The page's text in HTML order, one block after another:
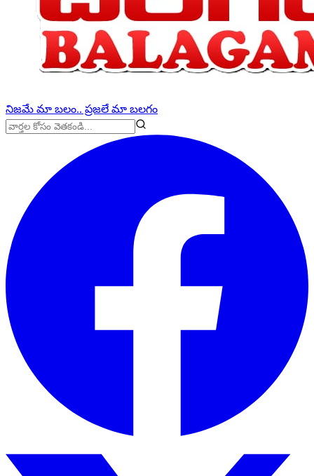
నిజమే మా బలం.. ప్రజలే మా బలగం